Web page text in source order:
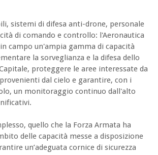
sistemi di difesa anti-drone, personale
di comando e controllo: l'Aeronautica
campo un'ampia gamma di capacità
la sorveglianza e la difesa dello
proteggere le aree interessate da
dal cielo e garantire, con i
un monitoraggio continuo dall'alto
quello che la Forza Armata ha
delle capacità messe a disposizione
un’adeguata cornice di sicurezza